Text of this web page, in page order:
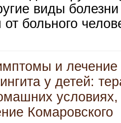
виды
от больного